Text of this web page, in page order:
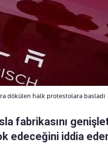
dökülen halk protestolara basladi
fabrikasını
edeceğini iddia